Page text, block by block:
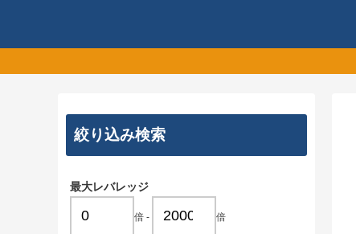
絞り込み検索
最大レバレッジ
倍 - 倍